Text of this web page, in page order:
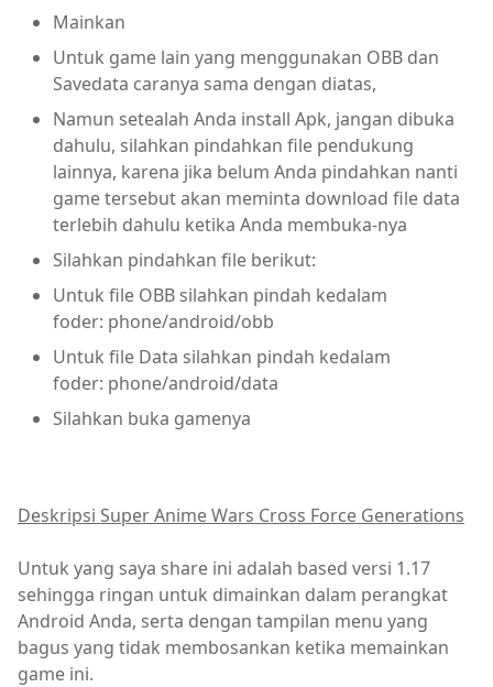
Mainkan
Untuk game lain yang menggunakan OBB dan
Savedata caranya sama dengan diatas,
Namun setealah Anda install Apk, jangan dibuka
dahulu, silahkan pindahkan file pendukung
lainnya, karena jika belum Anda pindahkan nanti
game tersebut akan meminta download file data
terlebih dahulu ketika Anda membuka-nya
Silahkan pindahkan file berikut:
Untuk file OBB silahkan pindah kedalam
foder: phone/android/obb
Untuk file Data silahkan pindah kedalam
foder: phone/android/data
Silahkan buka gamenya
Deskripsi Super Anime Wars Cross Force Generations
Untuk yang saya share ini adalah based versi 1.17
sehingga ringan untuk dimainkan dalam perangkat
Android Anda, serta dengan tampilan menu yang
bagus yang tidak membosankan ketika memainkan
game ini.